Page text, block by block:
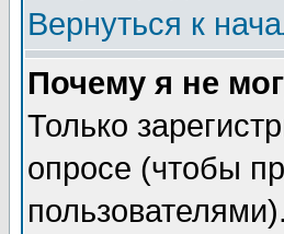
Вернуться к
Почему я не
Только
опросе (чтобы